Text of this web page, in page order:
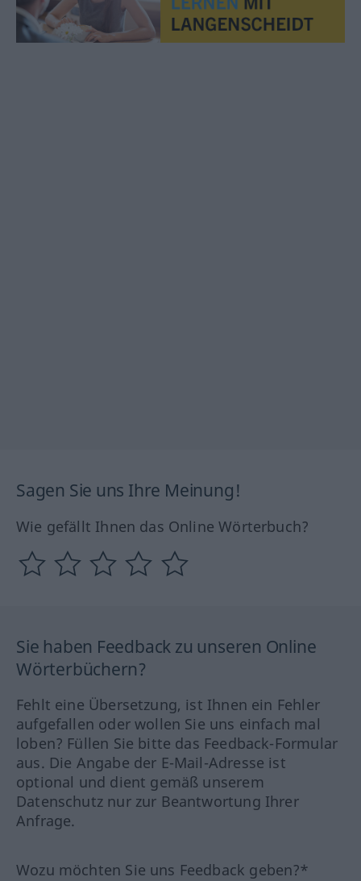
Sagen Sie uns Ihre Meinung!
Wie gefällt Ihnen das Online Wörterbuch?
Sie haben Feedback zu unseren Online
Wörterbüchern?
Fehlt eine Übersetzung, ist Ihnen ein Fehler
aufgefallen oder wollen Sie uns einfach mal
loben? Füllen Sie bitte das Feedback-Formular
aus. Die Angabe der E-Mail-Adresse ist
optional und dient gemäß unserem
Datenschutz nur zur Beantwortung Ihrer
Anfrage.
Wozu möchten Sie uns Feedback geben?*